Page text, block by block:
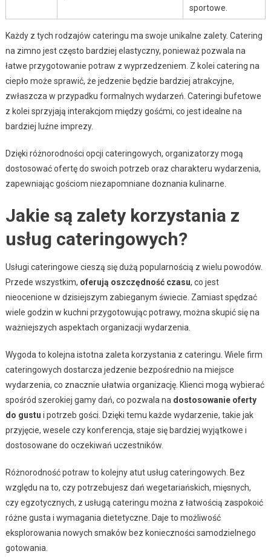
sportowe.
Każdy z tych rodzajów cateringu ma swoje unikalne zalety. Catering
na zimno jest często bardziej elastyczny, ponieważ pozwala na
łatwe przygotowanie potraw z wyprzedzeniem. Z kolei catering na
ciepło może sprawić, że jedzenie będzie bardziej atrakcyjne,
zwłaszcza w przypadku formalnych wydarzeń. Cateringi bufetowe
z kolei sprzyjają interakcjom między gośćmi, co jest idealne na
bardziej luźne imprezy.
Dzięki różnorodności opcji cateringowych, organizatorzy mogą
dostosować ofertę do swoich potrzeb oraz charakteru wydarzenia,
zapewniając gościom niezapomniane doznania kulinarne.
Jakie są zalety korzystania z
usług cateringowych?
Usługi cateringowe cieszą się dużą popularnością z wielu powodów.
Przede wszystkim, oferują oszczędność czasu, co jest
nieocenione w dzisiejszym zabieganym świecie. Zamiast spędzać
wiele godzin w kuchni przygotowując potrawy, można skupić się na
ważniejszych aspektach organizacji wydarzenia.
Wygoda to kolejna istotna zaleta korzystania z cateringu. Wiele firm
cateringowych dostarcza jedzenie bezpośrednio na miejsce
wydarzenia, co znacznie ułatwia organizację. Klienci mogą wybierać
spośród szerokiej gamy dań, co pozwala na dostosowanie oferty
do gustu i potrzeb gości. Dzięki temu każde wydarzenie, takie jak
przyjęcie, wesele czy konferencja, staje się bardziej wyjątkowe i
dostosowane do oczekiwań uczestników.
Różnorodność potraw to kolejny atut usług cateringowych. Bez
względu na to, czy potrzebujesz dań wegetariańskich, mięsnych,
czy egzotycznych, z usługą cateringu można z łatwością zaspokoić
różne gusta i wymagania dietetyczne. Daje to możliwość
eksplorowania nowych smaków bez konieczności samodzielnego
gotowania.